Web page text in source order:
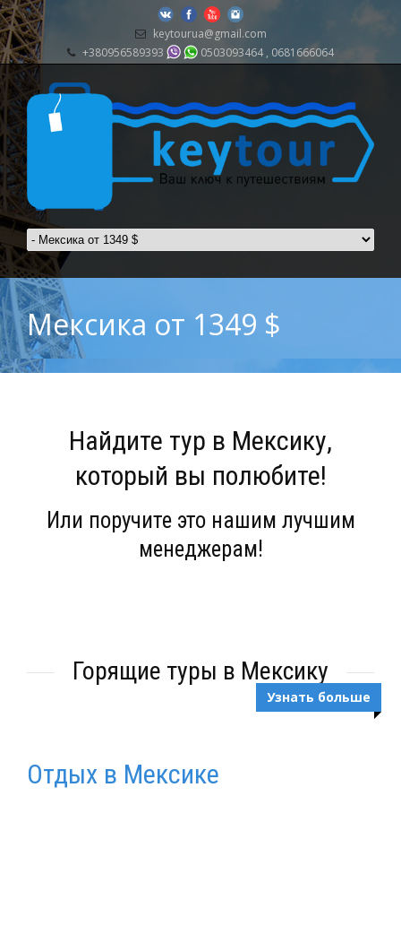
keytourua@gmail.com
+380956589393
0503093464 , 0681666064
Мексика от 1349 $
Найдите тур в Мексику,
который вы полюбите!
Или поручите это нашим лучшим
менеджерам!
Горящие туры в Мексику
Узнать больше
Отдых в Мексике